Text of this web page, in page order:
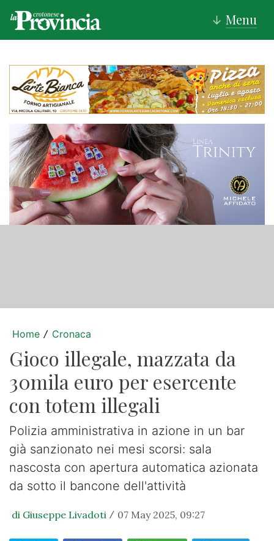
↓ Menu
Home / Cronaca
Gioco illegale, mazzata da
30mila euro per esercente
con totem illegali
Polizia amministrativa in azione in un bar
già sanzionato nei mesi scorsi: sala
nascosta con apertura automatica azionata
da sotto il bancone dell'attività
di Giuseppe Livadoti / 07 May 2025, 09:27